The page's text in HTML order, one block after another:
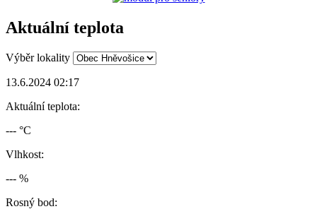
Aktuální teplota
Výběr lokality
13.6.2024 02:17
Aktuální teplota:
--- °C
Vlhkost:
--- %
Rosný bod: